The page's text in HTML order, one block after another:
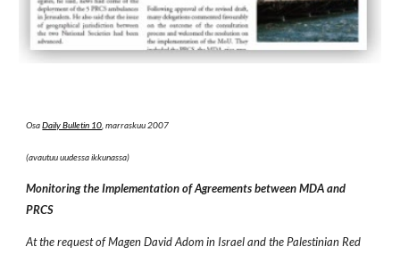
OsaDaily Bulletin 10 , marraskuu 2007
(avautuu uudessa ikkunassa)
Monitoring the Implementation of Agreements between MDA and
PRCS
At the request of Magen David Adom in Israel and the Palestinian Red